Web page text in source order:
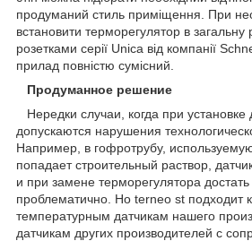
продуманий стиль приміщення. При
встановити терморегулятор в
розетками серії Unica від компанії
прилад повністю сумісний.
Продуманное решение
Нередки случаи, когда при установке
допускаются нарушения
Например, в гофротрубу,
попадает строительный раствор,
и при замене терморегулятора
проблематично. Но terneo st подходит
температурным датчикам нашего
датчикам других производителей с